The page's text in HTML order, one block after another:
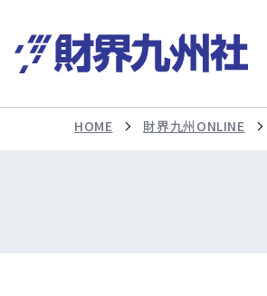
HOME 財界九州ONLINE